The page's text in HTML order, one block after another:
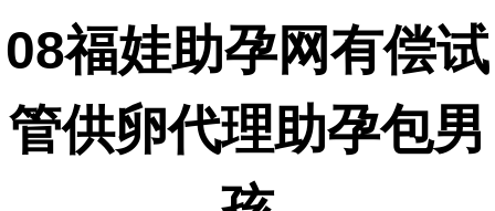
08福娃助孕网有偿试
管供卵代理助孕包男